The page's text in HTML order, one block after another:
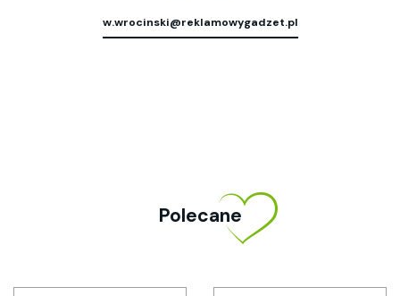
w.wrocinski@reklamowygadzet.pl
Polecane